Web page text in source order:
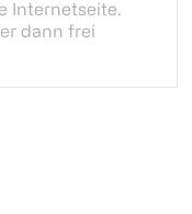
Internetseite.
dann frei